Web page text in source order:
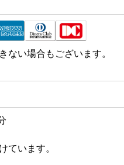
ない場合もございます。
ています。